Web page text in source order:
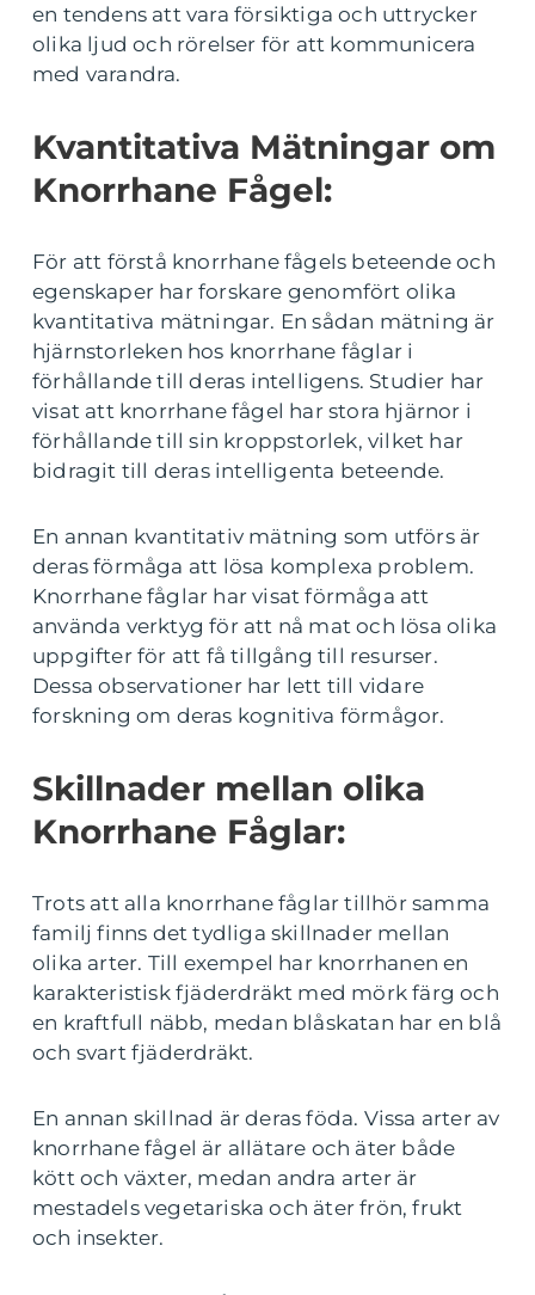
en tendens att vara försiktiga och uttrycker
olika ljud och rörelser för att kommunicera
med varandra.
Kvantitativa Mätningar om
Knorrhane Fågel:
För att förstå knorrhane fågels beteende och
egenskaper har forskare genomfört olika
kvantitativa mätningar. En sådan mätning är
hjärnstorleken hos knorrhane fåglar i
förhållande till deras intelligens. Studier har
visat att knorrhane fågel har stora hjärnor i
förhållande till sin kroppstorlek, vilket har
bidragit till deras intelligenta beteende.
En annan kvantitativ mätning som utförs är
deras förmåga att lösa komplexa problem.
Knorrhane fåglar har visat förmåga att
använda verktyg för att nå mat och lösa olika
uppgifter för att få tillgång till resurser.
Dessa observationer har lett till vidare
forskning om deras kognitiva förmågor.
Skillnader mellan olika
Knorrhane Fåglar:
Trots att alla knorrhane fåglar tillhör samma
familj finns det tydliga skillnader mellan
olika arter. Till exempel har knorrhanen en
karakteristisk fjäderdräkt med mörk färg och
en kraftfull näbb, medan blåskatan har en blå
och svart fjäderdräkt.
En annan skillnad är deras föda. Vissa arter av
knorrhane fågel är allätare och äter både
kött och växter, medan andra arter är
mestadels vegetariska och äter frön, frukt
och insekter.